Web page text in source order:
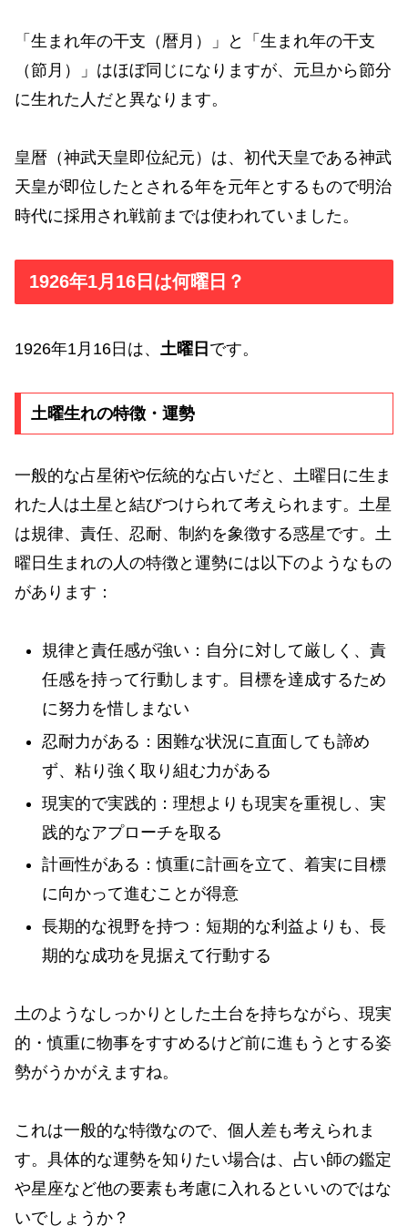
「生まれ年の干支（暦月）」と「生まれ年の干支
（節月）」はほぼ同じになりますが、元旦から節分
に生れた人だと異なります。
皇暦（神武天皇即位紀元）は、初代天皇である神武
天皇が即位したとされる年を元年とするもので明治
時代に採用され戦前までは使われていました。
1926年1月16日は何曜日？
1926年1月16日は、 土曜日 です。
土曜生れの特徴・運勢
一般的な占星術や伝統的な占いだと、土曜日に生ま
れた人は土星と結びつけられて考えられます。土星
は規律、責任、忍耐、制約を象徴する惑星です。土
曜日生まれの人の特徴と運勢には以下のようなもの
があります：
規律と責任感が強い：自分に対して厳しく、責
任感を持って行動します。目標を達成するため
に努力を惜しまない
忍耐力がある：困難な状況に直面しても諦め
ず、粘り強く取り組む力がある
現実的で実践的：理想よりも現実を重視し、実
践的なアプローチを取る
計画性がある：慎重に計画を立て、着実に目標
に向かって進むことが得意
長期的な視野を持つ：短期的な利益よりも、長
期的な成功を見据えて行動する
土のようなしっかりとした土台を持ちながら、現実
的・慎重に物事をすすめるけど前に進もうとする姿
勢がうかがえますね。
これは一般的な特徴なので、個人差も考えられま
す。具体的な運勢を知りたい場合は、占い師の鑑定
や星座など他の要素も考慮に入れるといいのではな
いでしょうか？